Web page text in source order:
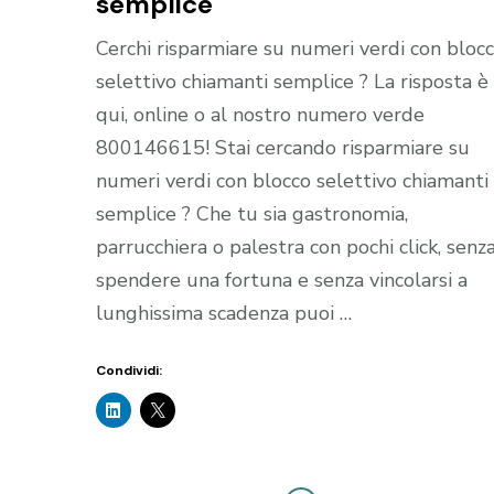
Cerchi risparmiare su numeri verdi con
selettivo chiamanti semplice ? La risposta è
qui, online o al nostro numero verde
800146615! Stai cercando risparmiare su
numeri verdi con blocco selettivo chiamanti
semplice ? Che tu sia gastronomia,
parrucchiera o palestra con pochi click,
spendere una fortuna e senza vincolarsi a
lunghissima scadenza puoi …
Condividi: